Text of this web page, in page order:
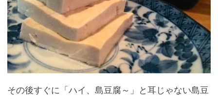
その後すぐに「ハイ、島豆腐～」と耳じゃない島豆